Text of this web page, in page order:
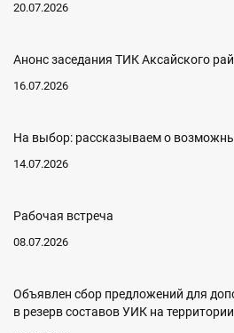
20.07.2026
Анонс заседания ТИК Аксайского
16.07.2026
На выбор: рассказываем о
14.07.2026
Рабочая встреча
08.07.2026
Объявлен сбор предложений для
в резерв составов УИК на